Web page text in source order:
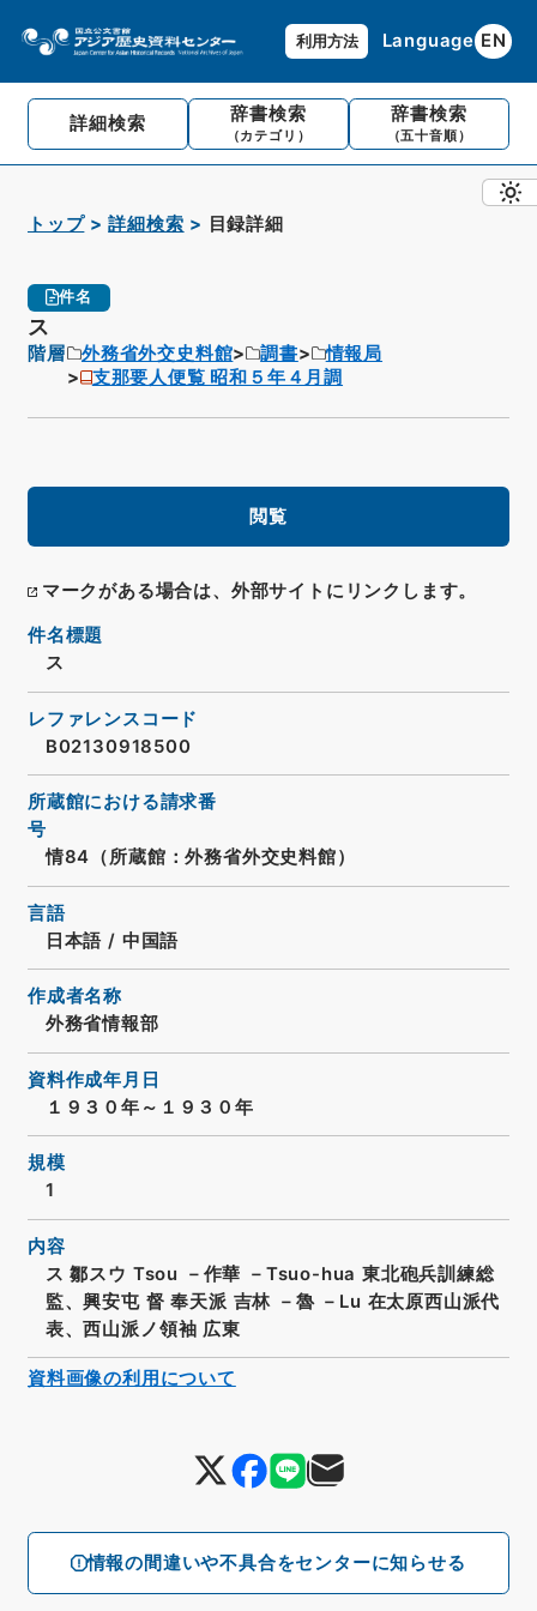
利用方法 Language EN
詳細検索 辞書検索
（カテゴリ）
辞書検索
（五十音順）
トップ 詳細検索 目録詳細
件名
ス
階層 外務省外交史料館 調書
情報局
支那要人便覧 昭和５年４月調
閲覧
マークがある場合は、外部サイトにリンクします。
情報の間違いや不具合をセンターに知らせる
件名標題
ス
レファレンスコード
B02130918500
所蔵館における請求番
号
情84（所蔵館：外務省外交史料館）
言語
日本語 / 中国語
作成者名称
外務省情報部
資料作成年月日
１９３０年～１９３０年
規模
1
内容
ス 鄒スウ Tsou －作華 －Tsuo-hua 東北砲兵訓練総
監、興安屯 督 奉天派 吉林 －魯 －Lu 在太原西山派代
表、西山派ノ領袖 広東
資料画像の利用について